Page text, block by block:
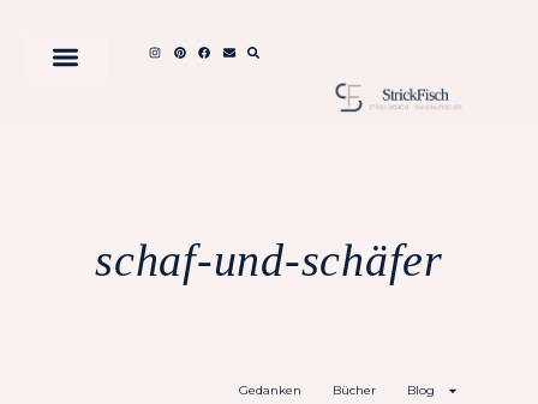
schaf-und-schäfer
Gedanken Bücher Blog